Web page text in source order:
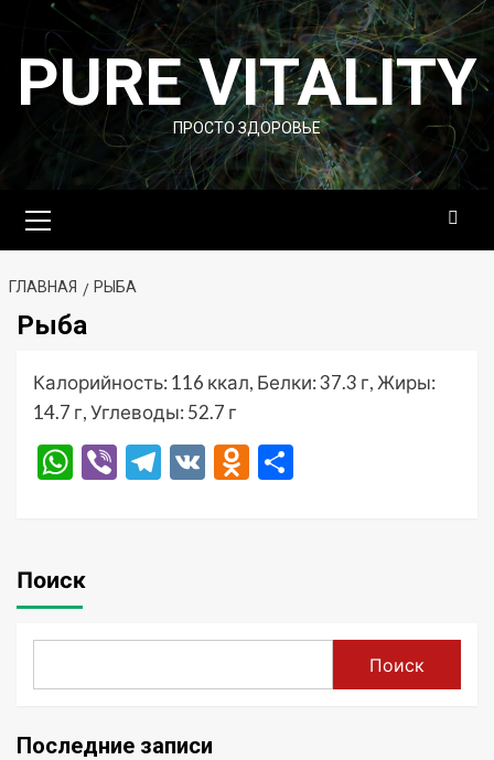
Перейти
содержимому
PURE VITALITY
ПРОСТО ЗДОРОВЬЕ
меню
ГЛАВНАЯ РЫБА
Рыба
Калорийность: 116 ккал, Белки: 37.3 г, Жиры:
14.7 г, Углеводы: 52.7 г
WhatsApp
ViberTelegram
VK Odnoklassniki
Поиск
Поиск
Последние записи